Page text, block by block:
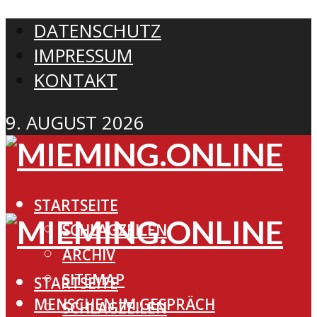
DATENSCHUTZ
IMPRESSUM
KONTAKT
9. AUGUST 2026
STARTSEITE
SCHLAGZEILEN
ARCHIV
SITEMAP
MENSCHEN IM GESPRÄCH
STARTSEITE
SCHLAGZEILEN